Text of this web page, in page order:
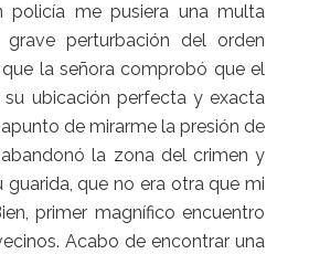
policía me pusiera una multa
perturbación del orden
la señora comprobó que el
ubicación perfecta y exacta
de mirarme la presión de
la zona del crimen y
guarida, que no era otra que mi
primer magnífico encuentro
Acabo de encontrar una